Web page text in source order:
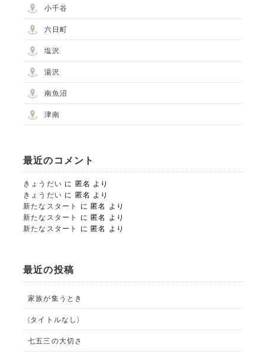
小千谷
六日町
塩沢
湯沢
南魚沼
津南
最近のコメント
きょうだい に 匿名
より
きょうだい に 匿名
より
新たなスタート
に匿名
より
新たなスタート
に匿名
より
新たなスタート
に匿名 より
最近の投稿
家族が集うとき
(タイトルなし)
七五三の大切さ